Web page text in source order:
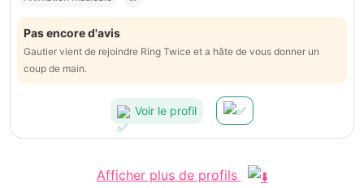
Pas encore d'avis
Gautier vient de rejoindre Ring Twice et a hâte de vous donner un
coup de main.
Voir le profil
Afficher plus de profils